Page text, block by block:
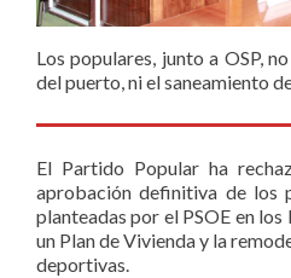
Los populares, junto a OSP,
del puerto, ni el saneamiento
El Partido Popular ha
aprobación definitiva de los
planteadas por el PSOE en
un Plan de Vivienda y la
deportivas.